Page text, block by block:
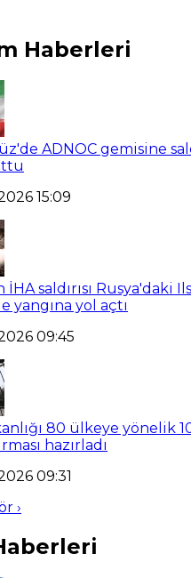
Haberleri
ADNOC gemisine
15:09
İHA saldırısı Rusya'daki
yangına yol açtı
09:45
80 ülkeye yönelik
hazırladı
09:31
›